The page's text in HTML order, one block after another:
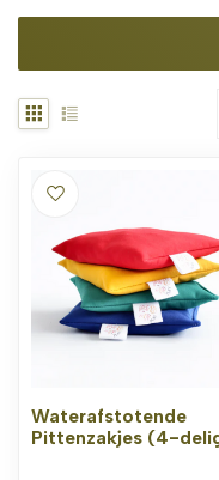
Waterafstotende
Pittenzakjes (4-